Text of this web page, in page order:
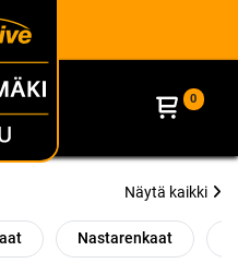
0
Näytä kaikki
Nastarenkaat